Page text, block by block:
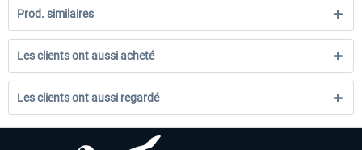
Prod. similaires
Les clients ont aussi acheté
Les clients ont aussi regardé